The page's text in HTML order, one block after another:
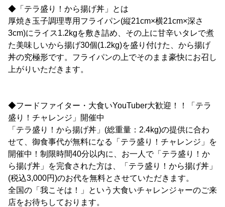
◆「テラ盛り！から揚げ丼」とは
厚焼き玉子調理専用フライパン(縦21cm×横21cm×深さ
3cm)にライス1.2kgを敷き詰め、その上に甘辛いタレで煮
た美味しいから揚げ30個(1.2kg)を盛り付けた、から揚げ
丼の究極形です。フライパンの上でそのまま豪快にお召し
上がりいただきます。
◆フードファイター・大食いYouTuber大歓迎！！「テラ
盛り！チャレンジ」開催中
「テラ盛り！から揚げ丼」(総重量：2.4kg)の提供に合わ
せて、御食事代が無料になる「テラ盛り！チャレンジ」を
開催中！制限時間40分以内に、お一人で「テラ盛り！か
ら揚げ丼」を完食された方は、「テラ盛り！から揚げ丼」
(税込3,000円)のお代を無料とさせていただきます。
全国の「我こそは！」という大食いチャレンジャーのご来
店をお待ちしております。